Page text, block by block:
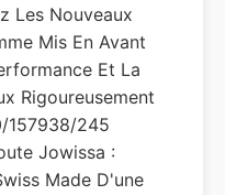
Les Nouveaux
Mis En Avant
Et La
Rigoureusement
157938/245
Jowissa :
Made D'une